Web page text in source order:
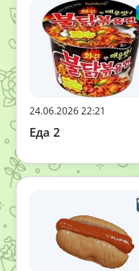
24.06.2026 22:21
Еда 2